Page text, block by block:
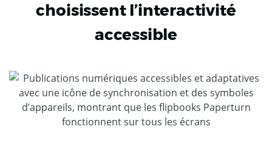
choisissent l’interactivité
accessible